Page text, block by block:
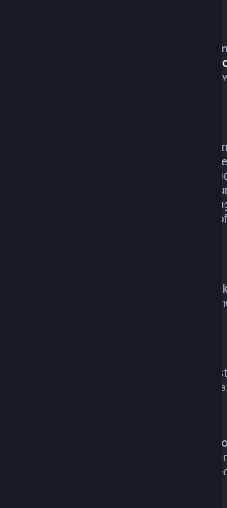
Binnen de relevante tijdsperiode en
Terugbetalingsbeleid
terugbetaling aanvragen voor Steam-
Je kunt een volledige terugbetaling
winkel gekocht pakket zolang geen van
zijn overgedragen en de gecombineerde
items in het pakket minder is dan twee
of een item in een spel bevat dat niet
Steam je tijdens het afrekenen vertellen
Valve doet geen terugbetalingen voor
(bijvoorbeeld cd-sleutels of Steam-
Als je door VAC (het Valve Anti-Cheat-
verlies je het recht om dat spel
We bieden geen terugbetalingen van
(bijv. films, korte films, series,
video in een bundel met andere (niet-